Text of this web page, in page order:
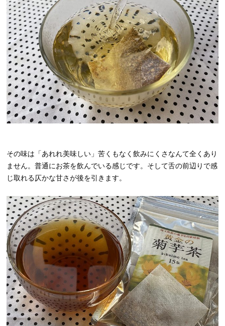
その味は「あれれ美味しい」苦くもなく飲みにくさなんて全くあり
ません。普通にお茶を飲んでいる感じです。そして舌の前辺りで感
じ取れる仄かな甘さが後を引きます。